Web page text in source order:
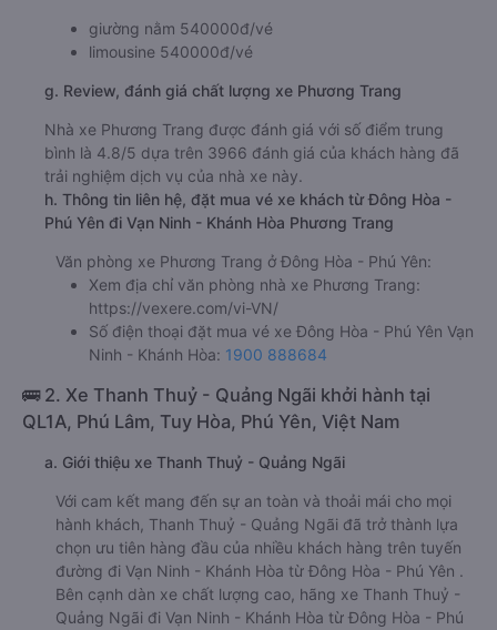
giường nằm 540000đ/vé
limousine 540000đ/vé
g. Review, đánh giá chất lượng xe Phương Trang
Nhà xe Phương Trang được đánh giá với số điểm trung
bình là 4.8/5 dựa trên 3966 đánh giá của khách hàng đã
trải nghiệm dịch vụ của nhà xe này.
h. Thông tin liên hệ, đặt mua vé xe khách từ Đông Hòa -
Phú Yên đi Vạn Ninh - Khánh Hòa Phương Trang
Văn phòng xe Phương Trang ở Đông Hòa - Phú Yên:
Xem địa chỉ văn phòng nhà xe Phương Trang:
https://vexere.com/vi-VN/
Số điện thoại đặt mua vé xe Đông Hòa - Phú Yên Vạn
Ninh - Khánh Hòa: 1900 888684
🚌 2. Xe Thanh Thuỷ - Quảng Ngãi khởi hành tại
QL1A, Phú Lâm, Tuy Hòa, Phú Yên, Việt Nam
a. Giới thiệu xe Thanh Thuỷ - Quảng Ngãi
Với cam kết mang đến sự an toàn và thoải mái cho mọi
hành khách, Thanh Thuỷ - Quảng Ngãi đã trở thành lựa
chọn ưu tiên hàng đầu của nhiều khách hàng trên tuyến
đường đi Vạn Ninh - Khánh Hòa từ Đông Hòa - Phú Yên .
Bên cạnh dàn xe chất lượng cao, hãng xe Thanh Thuỷ -
Quảng Ngãi đi Vạn Ninh - Khánh Hòa từ Đông Hòa - Phú